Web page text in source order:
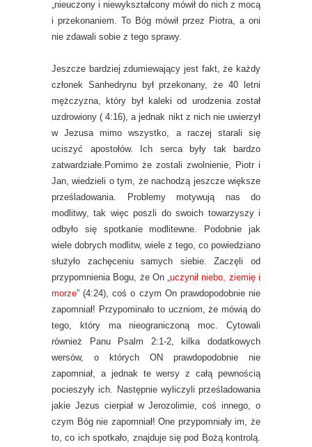
„nieuczony i niewykształcony mówił do nich z mocą
i przekonaniem. To Bóg mówił przez Piotra, a oni
nie zdawali sobie z tego sprawy.
Jeszcze bardziej zdumiewający jest fakt, że każdy
członek Sanhedrynu był przekonany, że 40 letni
mężczyzna, który był kaleki od urodzenia został
uzdrowiony ( 4:16), a jednak nikt z nich nie uwierzył
w Jezusa mimo wszystko, a raczej starali się
uciszyć apostołów. Ich serca były tak bardzo
zatwardziałe.Pomimo że zostali zwolnienie, Piotr i
Jan, wiedzieli o tym, że nachodzą jeszcze większe
prześladowania. Problemy motywują nas do
modlitwy, tak więc poszli do swoich towarzyszy i
odbyło się spotkanie modlitewne. Podobnie jak
wiele dobrych modlitw, wiele z tego, co powiedziano
służyło zachęceniu samych siebie. Zaczęli od
przypomnienia Bogu, że On „uczynił niebo, ziemię i
morze” (4:24), coś o czym On prawdopodobnie nie
zapomniał! Przypominało to uczniom, że mówią do
tego, który ma nieograniczoną moc. Cytowali
również Panu Psalm 2:1-2, kilka dodatkowych
wersów, o których ON prawdopodobnie nie
zapomniał, a jednak te wersy z całą pewnością
pocieszyły ich. Następnie wyliczyli prześladowania
jakie Jezus cierpiał w Jerozolimie, coś innego, o
czym Bóg nie zapomniał! One przypomniały im, że
to, co ich spotkało, znajduje się pod Bożą kontrolą.